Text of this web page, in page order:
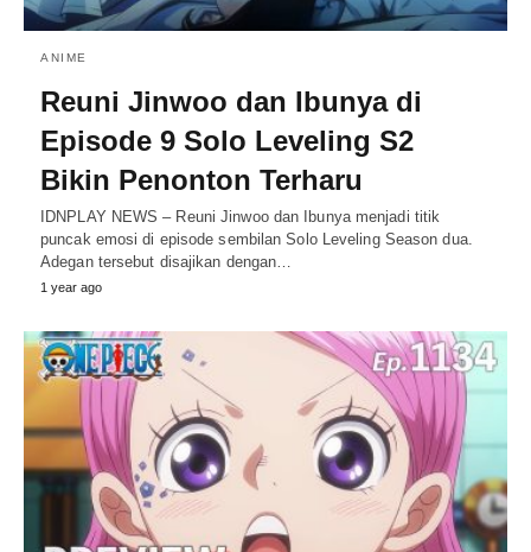
ANIME
Reuni Jinwoo dan Ibunya di
Episode 9 Solo Leveling S2
Bikin Penonton Terharu
IDNPLAY NEWS – Reuni Jinwoo dan Ibunya menjadi titik
puncak emosi di episode sembilan Solo Leveling Season dua.
Adegan tersebut disajikan dengan…
1 year ago